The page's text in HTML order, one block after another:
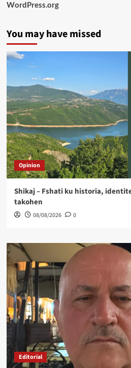
WordPress.org
You may have missed
Opinion
Shikaj – Fshati ku historia,
takohen
08/08/2026 0
Editorial